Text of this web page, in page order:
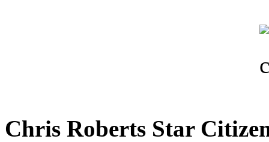
Chris Roberts Star